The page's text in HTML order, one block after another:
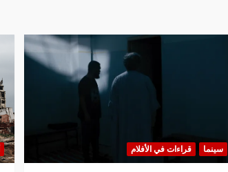
سينما قراءات في الأفلام